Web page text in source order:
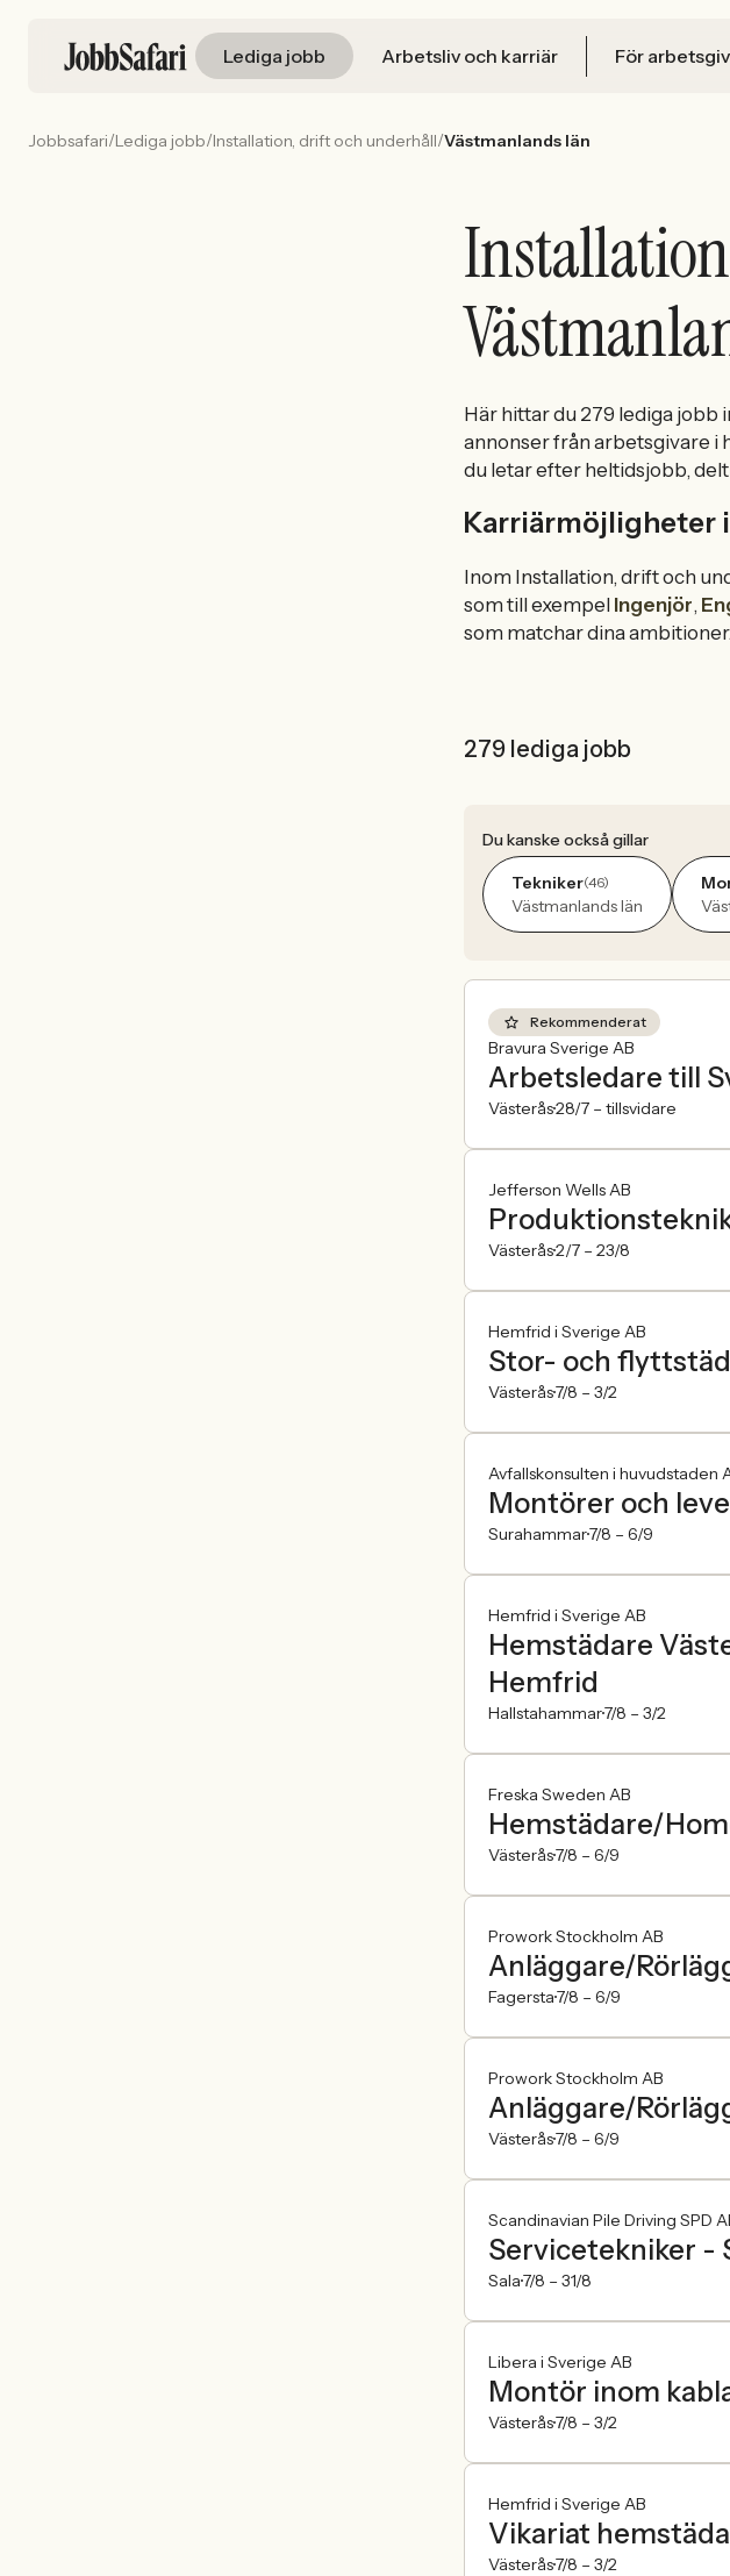
Lediga jobb Arbetsliv och karriär För
Jobbsafari/Lediga jobb/Installation, drift och underhåll/Västmanlands län
Här hittar du 279 lediga jobb
annonser från arbetsgivare i
du letar efter heltidsjobb,
Karriärmöjligheter
Inom Installation, drift och
som till exempel Ingenjör,
som matchar dina
279 lediga jobb
Du kanske också gillar
Tekniker(46)
Västmanlands län
Rekommenderat
Bravura Sverige AB
Arbetsledare till
Västerås28/7 – tillsvidare
Jefferson Wells AB
Västerås2/7 – 23/8
Hemfrid i Sverige AB
Stor- och
Västerås7/8 – 3/2
Avfallskonsulten i huvudstaden
Montörer och
Surahammar7/8 – 6/9
Hemfrid i Sverige AB
Hemstädare
Hemfrid
Hallstahammar7/8 – 3/2
Freska Sweden AB
Hemstädare/
Västerås7/8 – 6/9
Prowork Stockholm AB
Anläggare/
Fagersta7/8 – 6/9
Prowork Stockholm AB
Anläggare/
Västerås7/8 – 6/9
Scandinavian Pile Driving SPD
Servicetekniker -
Sala7/8 – 31/8
Libera i Sverige AB
Montör inom
Västerås7/8 – 3/2
Hemfrid i Sverige AB
Vikariat
Västerås7/8 – 3/2